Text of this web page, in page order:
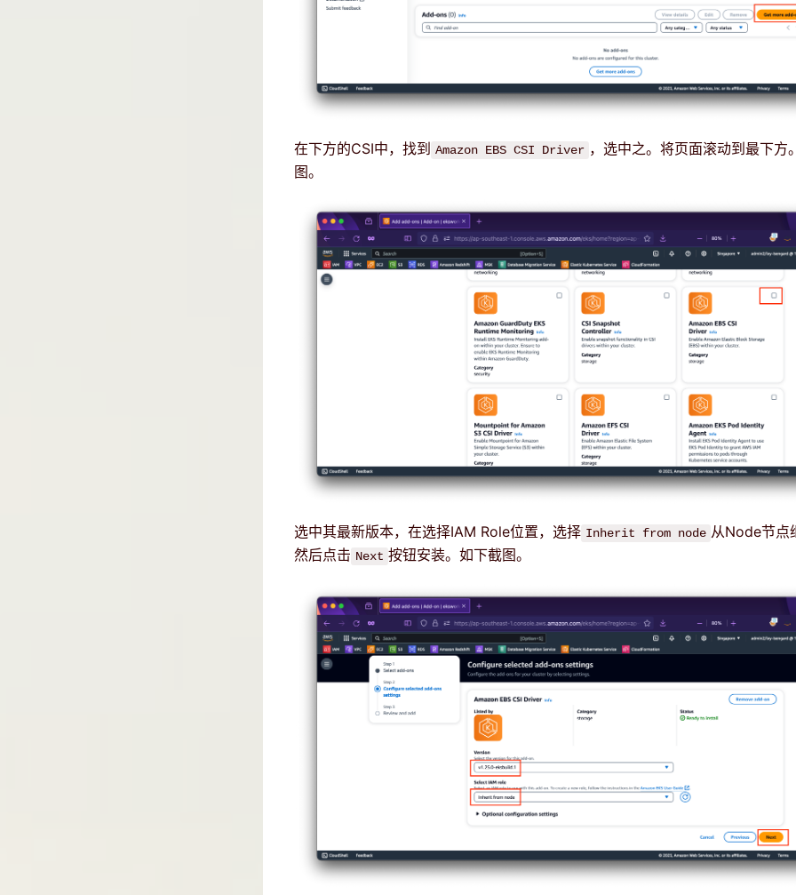
在下方的CSI中，找到 Amazon EBS CSI Driver ，选中之。将页面滚动到最下方
图。
选中其最新版本，在选择IAM Role位置，选择 Inherit from node 从Node节点
然后点击 Next 按钮安装。如下截图。